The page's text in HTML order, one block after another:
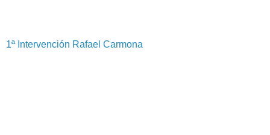
1ª Intervención Rafael Carmona